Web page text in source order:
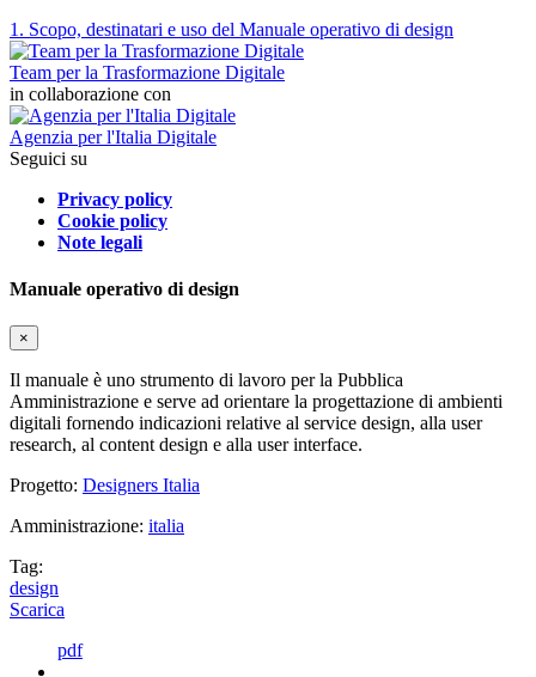
1. Scopo, destinatari e uso del Manuale operativo di design
Team per la Trasformazione Digitale
in collaborazione con
Agenzia per l'Italia Digitale
Seguici su
Privacy policy
Cookie policy
Note legali
Manuale operativo di design
×
Il manuale è uno strumento di lavoro per la Pubblica
Amministrazione e serve ad orientare la progettazione di ambienti
digitali fornendo indicazioni relative al service design, alla user
research, al content design e alla user interface.
Progetto: Designers Italia
Amministrazione: italia
Tag:
design
Scarica
pdf